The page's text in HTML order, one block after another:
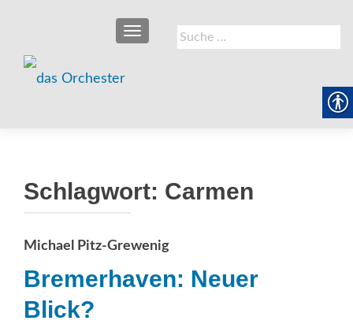
Suche
nach:
SCHALTE NAVIGATION
Schlagwort: Carmen
Michael Pitz-Grewenig
Bremerhaven: Neuer
Blick?